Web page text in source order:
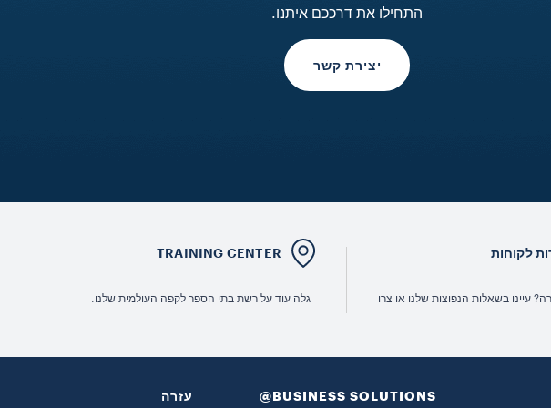
התחילו את דרככם איתנו.
יצירת קשר
לקוחות
עיינו בשאלות הנפוצות שלנו או צרו
TRAINING CENTER
גלה עוד על רשת בתי הספר לקפה העולמית שלנו.
‎@BUSINESS SOLUTIONS עזרה